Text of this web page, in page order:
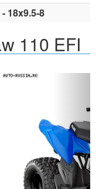
18x9.5-8
110 EFI